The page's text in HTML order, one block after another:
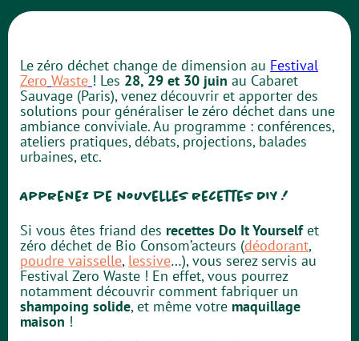
Le zéro déchet change de dimension au Festival
Zero Waste ! Les 28, 29 et 30 juin au Cabaret
Sauvage (Paris), venez découvrir et apporter des
solutions pour généraliser le zéro déchet dans une
ambiance conviviale. Au programme : conférences,
ateliers pratiques, débats, projections, balades
urbaines, etc.
Apprenez de nouvelles recettes DIY !
Si vous êtes friand des recettes Do It Yourselfet
zéro déchet de Bio Consom’acteurs (déodorant,
poudre vaisselle, lessive…), vous serez servis au
Festival Zero Waste ! En effet, vous pourrez
notamment découvrir comment fabriquer un
shampoing solide, et même votre maquillage
maison !